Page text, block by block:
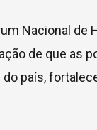
Nacional
de que as
país,